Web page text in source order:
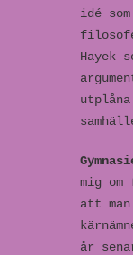
idé
Hayek
mig
att
år